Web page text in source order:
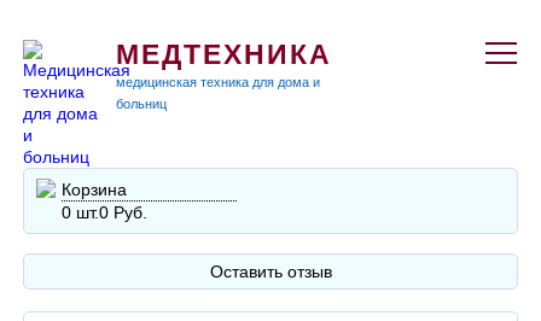
МЕДТЕХНИКА
медицинская техника для дома и
больниц
Корзина
0 шт.0 Руб.
Оставить отзыв